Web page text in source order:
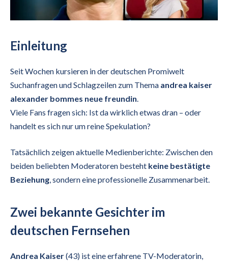
Einleitung
Seit Wochen kursieren in der deutschen Promiwelt
Suchanfragen und Schlagzeilen zum Thema andrea kaiser
alexander bommes neue freundin
Viele Fans fragen sich: Ist da wirklich etwas dran – oder
handelt es sich nur um reine Spekulation?
Tatsächlich zeigen aktuelle Medienberichte: Zwischen den
beiden beliebten Moderatoren besteht keine bestätigte
Beziehung, sondern eine professionelle Zusammenarbeit.
Zwei bekannte Gesichter im
deutschen Fernsehen
Andrea Kaiser(43) ist eine erfahrene TV-Moderatorin,